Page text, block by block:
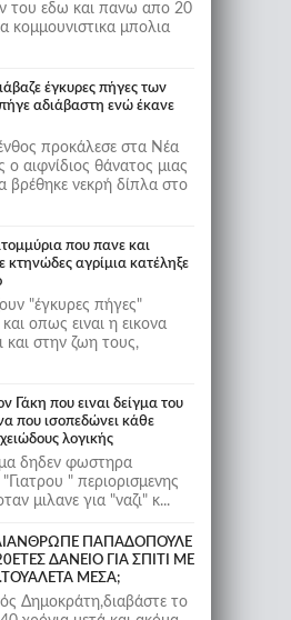
του εδω και πανω απο 20
κομμουνιστικα μπολια
έγκυρες πήγες των
αδιάβαστη ενώ έκανε
προκάλεσε στα Νέα
ο αιφνίδιος θάνατος μιας
βρέθηκε νεκρή δίπλα στο
που πανε και
κτηνώδες αγρίμια κατέληξε
"έγκυρες πήγες"
οπως ειναι η εικονα
και στην ζωη τους,
Γάκη που ειναι δείγμα του
που ισοπεδώνει κάθε
λογικής
δηδεν φωστηρα
" περιορισμενης
μιλανε για "ναζι" κ...
ΠΑΠΑΔΟΠΟΥΛΕ
ΔΑΝΕΙΟ ΓΙΑ ΣΠΙΤΙ ΜΕ
ΜΕΣΑ;
Δημοκράτη,διαβάστε το